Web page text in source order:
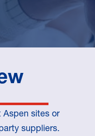
sites or
suppliers.